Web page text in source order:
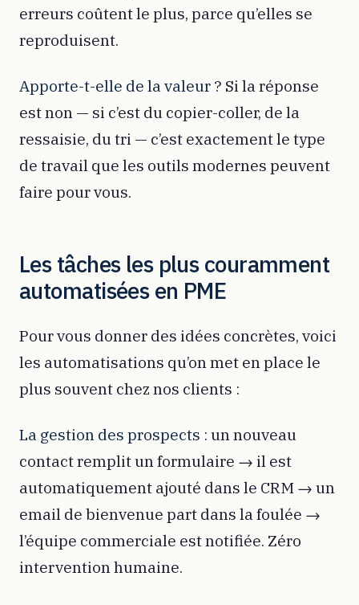
erreurs coûtent le plus, parce qu’elles se
reproduisent.
Apporte-t-elle de la valeur ? Si la réponse
est non — si c’est du copier-coller, de la
ressaisie, du tri — c’est exactement le type
de travail que les outils modernes peuvent
faire pour vous.
Les tâches les plus couramment
automatisées en PME
Pour vous donner des idées concrètes, voici
les automatisations qu’on met en place le
plus souvent chez nos clients :
La gestion des prospects : un nouveau
contact remplit un formulaire → il est
automatiquement ajouté dans le CRM → un
email de bienvenue part dans la foulée →
l’équipe commerciale est notifiée. Zéro
intervention humaine.